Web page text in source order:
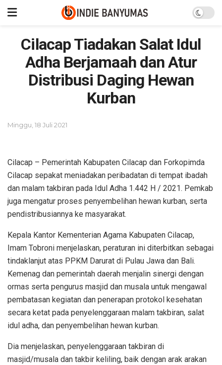
Cilacap Tiadakan Salat Idul
Adha Berjamaah dan Atur
Distribusi Daging Hewan
Kurban
Minggu, 18 Juli 2021
Cilacap – Pemerintah Kabupaten Cilacap dan Forkopimda
Cilacap sepakat meniadakan peribadatan di tempat ibadah
dan malam takbiran pada Idul Adha 1.442 H / 2021. Pemkab
juga mengatur proses penyembelihan hewan kurban, serta
pendistribusiannya ke masyarakat.
Kepala Kantor Kementerian Agama Kabupaten Cilacap,
Imam Tobroni menjelaskan, peraturan ini diterbitkan sebagai
tindaklanjut atas PPKM Darurat di Pulau Jawa dan Bali.
Kemenag dan pemerintah daerah menjalin sinergi dengan
ormas serta pengurus masjid dan musala untuk mengawal
pembatasan kegiatan dan penerapan protokol kesehatan
secara ketat pada penyelenggaraan malam takbiran, salat
idul adha, dan penyembelihan hewan kurban.
Dia menjelaskan, penyelenggaraan takbiran di
masjid/musala dan takbir keliling, baik dengan arak arakan